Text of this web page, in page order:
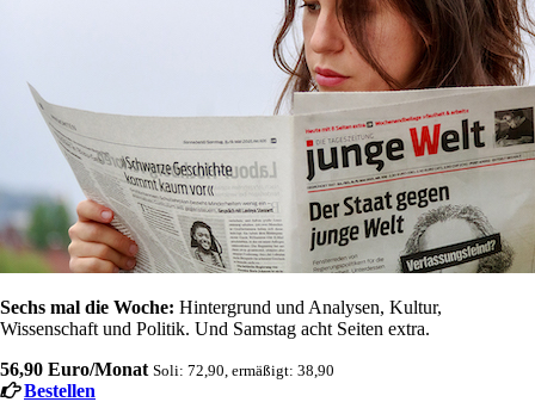
Sechs mal die Woche: Hintergrund und Analysen, Kultur,
Wissenschaft und Politik. Und Samstag acht Seiten extra.
56,90 Euro/Monat Soli: 72,90, ermäßigt: 38,90
Bestellen